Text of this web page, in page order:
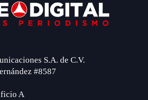
S.A. de C.V.
#8587
A